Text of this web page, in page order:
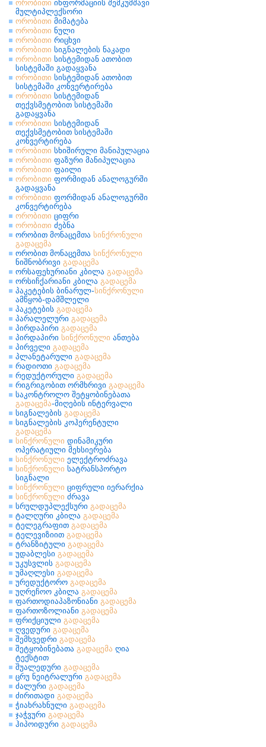
ორობითი ინფორმაციის შემკუმშავი
მულტიპლექსორი
ორობითი მიმატება
ორობითი ნული
ორობითი რიცხვი
ორობითი სიგნალების ნაკადი
ორობითი სისტემიდან ათობით
სისტემაში გადაყვანა
ორობითი სისტემიდან ათობით
სისტემაში კონვერტირება
ორობითი სისტემიდან
თექვსმეტობით სისტემაში
გადაყვანა
ორობითი სისტემიდან
თექვსმეტობით სისტემაში
კონვერტირება
ორობითი სხიშირული მანიპულაცია
ორობითი ფაზური მანიპულაცია
ორობითი ფაილი
ორობითი ფორმიდან ანალოგურში
გადაყვანა
ორობითი ფორმიდან ანალოგურში
კონვერტირება
ორობითი ციფრი
ორობითი ძებნა
ორობით მონაცემთა სინქრონული
გადაცემა
ორობით მონაცემთა სინქრონული
ნიშნობრივი გადაცემა
ორსაფეხურიანი კბილა გადაცემა
ორსიჩქარიანი კბილა გადაცემა
პაკეტების ბინარულ-სინქრონული
ამწყობ-დამშლელი
პაკეტების გადაცემა
პარალელური გადაცემა
პირდაპირი გადაცემა
პირდაპირი სინქრონული ანთება
პირველი გადაცემა
პლანეტარული გადაცემა
რადიოთი გადაცემა
რედუქტორული გადაცემა
რიგრიგობით ორმხრივი გადაცემა
საკონტროლო შეტყობინებათა
გადაცემა-მიღების ინტერვალი
სიგნალების გადაცემა
სიგნალების კოჰერენტული
გადაცემა
სინქრონული დინამიკური
ოპერატიული მეხსიერება
სინქრონული ელექტროძრავა
სინქრონული სატრანსპორტო
სიგნალი
სინქრონული ციფრული იერარქია
სინქრონული ძრავა
სრულდუპლექსური გადაცემა
ტალღური კბილა გადაცემა
ტელეგრაფით გადაცემა
ტელევიზიით გადაცემა
ტრანზიტული გადაცემა
უდაბლესი გადაცემა
უკუსვლის გადაცემა
უმაღლესი გადაცემა
ურედუქტორო გადაცემა
უღრეჩოო კბილა გადაცემა
ფართოდიაპაზონიანი გადაცემა
ფართოზოლიანი გადაცემა
ფრიქციული გადაცემა
ღვედური გადაცემა
შემხვედრი გადაცემა
შეტყობინებათა გადაცემა ღია
ტექსტით
შუალედური გადაცემა
ცრუ ნეიტრალური გადაცემა
ძალური გადაცემა
ძირითადი გადაცემა
ჭიახრახნული გადაცემა
ჯაჭვური გადაცემა
ჰიპოიდური გადაცემა